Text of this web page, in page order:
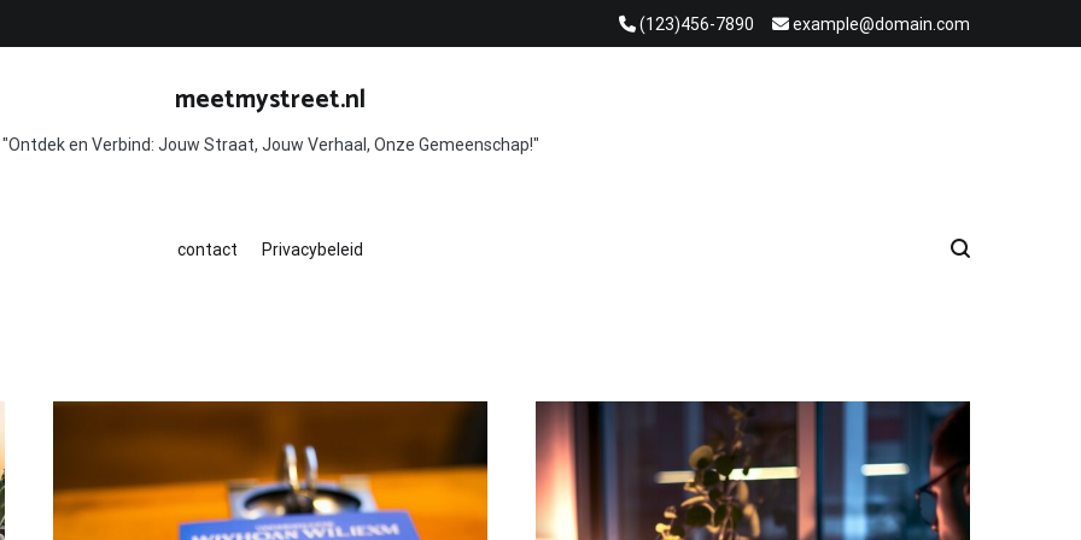
(123)456-7890 example@domain.com
meetmystreet.nl
"Ontdek en Verbind: Jouw Straat, Jouw Verhaal, Onze Gemeenschap!"
contact Privacybeleid